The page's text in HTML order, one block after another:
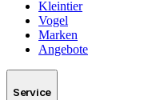
Kleintier
Vogel
Marken
Angebote
Service